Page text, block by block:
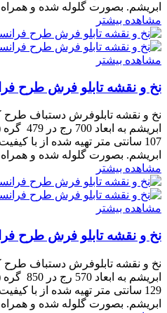
ابریشم. بصورت گلوله شده و همراه
مشاهده بیشتر
مشاهده بیشتر
نخ و نقشه تابلو فرش طرح
107 سانتی متر تهیه شده از با
ابریشم. بصورت گلوله شده و همراه
مشاهده بیشتر
مشاهده بیشتر
نخ و نقشه تابلو فرش طرح
129 سانتی متر تهیه شده از با
ابریشم. بصورت گلوله شده و همراه